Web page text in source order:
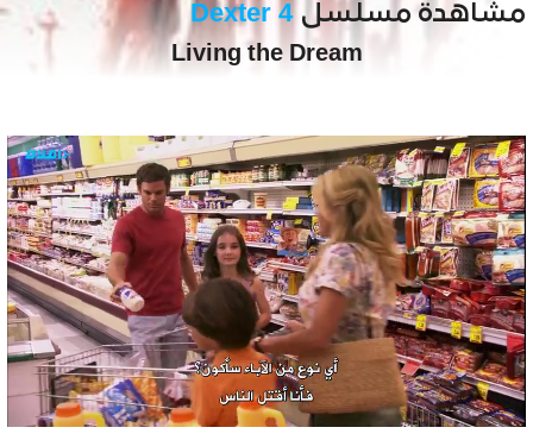
مشاهدة مسلسلDexter 4
Living the Dream